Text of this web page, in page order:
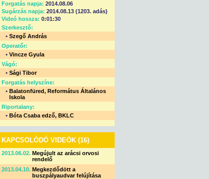
Forgatás napja: 2014.08.06
Sugárzás napja: 2014.08.13 (1203. adás)
Videó hossza: 0:01:30
Szerkesztő:
• Szegő András
Operatőr:
• Vincze Gyula
Vágó:
• Sági Tibor
Forgatás helyszíne:
• Balatonfüred, Református Általános
Iskola
Riportalany:
• Bóta Csaba edző, BKLC
KAPCSOLÓDÓ VIDEÓK (16)
2013.06.02. Megújult az arácsi orvosi
rendelő
2013.04.10. Megkezdődött a
buszpályaudvar felújítása